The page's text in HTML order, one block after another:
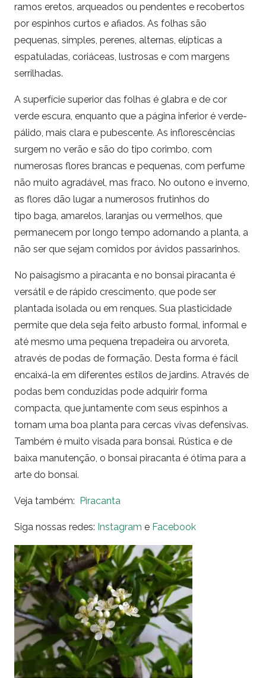
ramos eretos, arqueados ou pendentes e recobertos
por espinhos curtos e afiados. As folhas são
pequenas, simples, perenes, alternas, elípticas a
espatuladas, coriáceas, lustrosas e com margens
serrilhadas.
A superfície superior das folhas é glabra e de cor
verde escura, enquanto que a página inferior é verde-
pálido, mais clara e pubescente. As inflorescências
surgem no verão e são do tipo corimbo, com
numerosas flores brancas e pequenas, com perfume
não muito agradável, mas fraco. No outono e inverno,
as flores dão lugar a numerosos frutinhos do
tipo baga, amarelos, laranjas ou vermelhos, que
permanecem por longo tempo adornando a planta, a
não ser que sejam comidos por ávidos passarinhos.
No paisagismo a piracanta e no bonsai piracanta é
versátil e de rápido crescimento, que pode ser
plantada isolada ou em renques. Sua plasticidade
permite que dela seja feito arbusto formal, informal e
até mesmo uma pequena trepadeira ou arvoreta,
através de podas de formação. Desta forma é fácil
encaixá-la em diferentes estilos de jardins. Através de
podas bem conduzidas pode adquirir forma
compacta, que juntamente com seus espinhos a
tornam uma boa planta para cercas vivas defensivas.
Também é muito visada para bonsai. Rústica e de
baixa manutenção, o bonsai piracanta é ótima para a
arte do bonsai.
Veja também: Piracanta
Siga nossas redes: Instagram e Facebook